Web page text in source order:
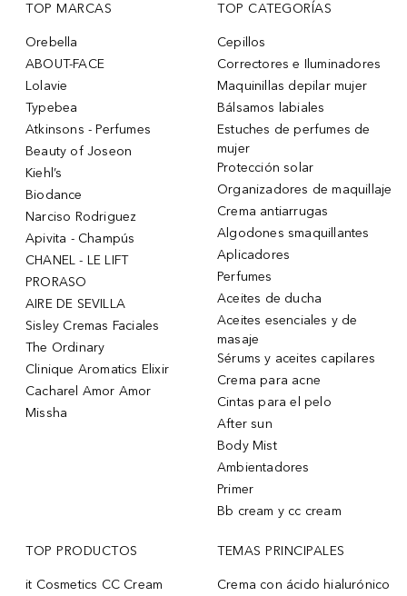
TOP MARCAS
Orebella
ABOUT-FACE
Lolavie
Typebea
Atkinsons - Perfumes
Beauty of Joseon
Kiehl’s
Biodance
Narciso Rodriguez
Apivita - Champús
CHANEL - LE LIFT
PRORASO
AIRE DE SEVILLA
Sisley Cremas Faciales
The Ordinary
Clinique Aromatics Elixir
Cacharel Amor Amor
Missha
TOP CATEGORÍAS
Cepillos
Correctores e Iluminadores
Maquinillas depilar mujer
Bálsamos labiales
Estuches de perfumes de
mujer
Protección solar
Organizadores de maquillaje
Crema antiarrugas
Algodones smaquillantes
Aplicadores
Perfumes
Aceites de ducha
Aceites esenciales y de
masaje
Sérums y aceites capilares
Crema para acne
Cintas para el pelo
After sun
Body Mist
Ambientadores
Primer
Bb cream y cc cream
TOP PRODUCTOS
it Cosmetics CC Cream
TEMAS PRINCIPALES
Crema con ácido hialurónico